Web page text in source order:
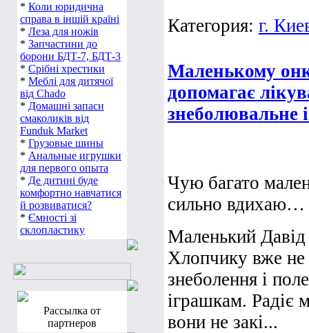
* Коли юридична
справа в іншій країні
* Леза для ножів
* Запчастини до
борони БДТ-7, БДТ-3
* Срібні хрестики
* Меблі для дитячої
від Chado
* Домашні запаси
смаколиків від
Funduk Market
* Грузовые шины
* Анальные игрушки
для первого опыта
* Де дитині буде
комфортно навчатися
й розвиватися?
* Ємності зі
склопластику
Рассылка от
партнеров
Категория: г.
Маленькому
допомагає
знеболювальне
Чую багато
сильно
Маленький
Хлопчику вже
знеболення і
іграшкам. Радіє
вони не закі...